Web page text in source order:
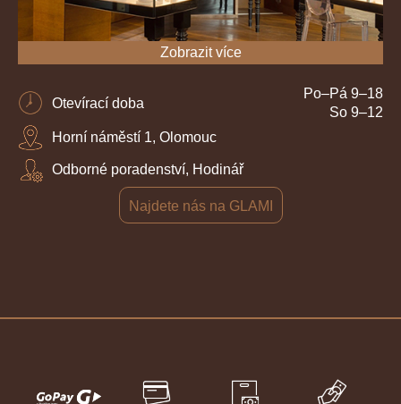
Zobrazit více
Otevírací doba
Po–Pá 9–18
So 9–12
Horní náměstí 1, Olomouc
Odborné poradenství, Hodinář
Najdete nás na GLAMI